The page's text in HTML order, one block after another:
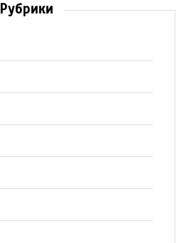
Рубрики